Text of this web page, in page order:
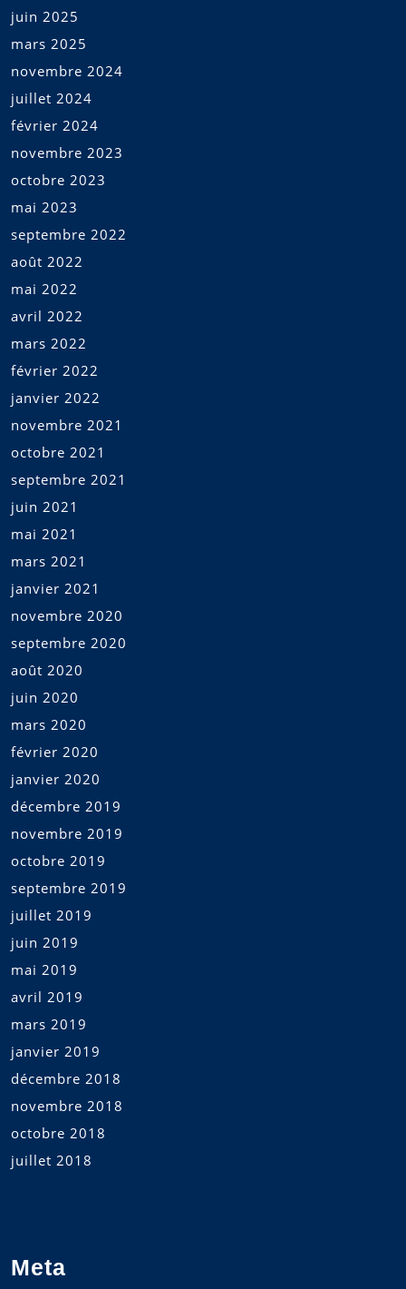
juin 2025
mars 2025
novembre 2024
juillet 2024
février 2024
novembre 2023
octobre 2023
mai 2023
septembre 2022
août 2022
mai 2022
avril 2022
mars 2022
février 2022
janvier 2022
novembre 2021
octobre 2021
septembre 2021
juin 2021
mai 2021
mars 2021
janvier 2021
novembre 2020
septembre 2020
août 2020
juin 2020
mars 2020
février 2020
janvier 2020
décembre 2019
novembre 2019
octobre 2019
septembre 2019
juillet 2019
juin 2019
mai 2019
avril 2019
mars 2019
janvier 2019
décembre 2018
novembre 2018
octobre 2018
juillet 2018
Meta